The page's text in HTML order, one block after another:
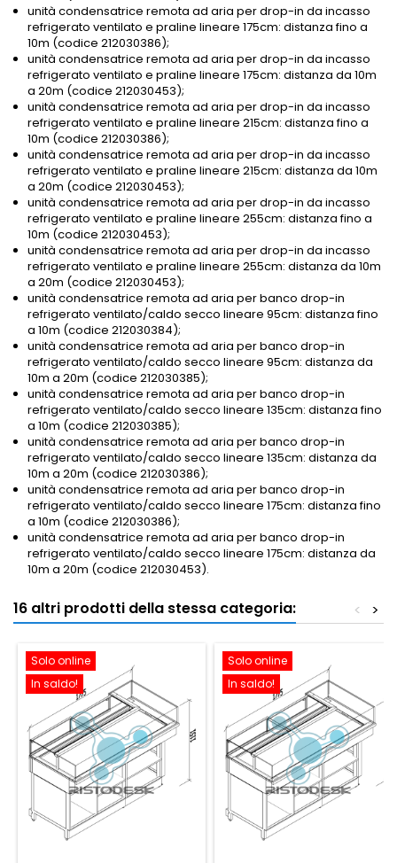
unità condensatrice remota ad aria per drop-in da incasso
refrigerato ventilato e praline lineare 175cm: distanza fino a
10m (codice 212030386);
unità condensatrice remota ad aria per drop-in da incasso
refrigerato ventilato e praline lineare 175cm: distanza da 10m
a 20m (codice 212030453);
unità condensatrice remota ad aria per drop-in da incasso
refrigerato ventilato e praline lineare 215cm: distanza fino a
10m (codice 212030386);
unità condensatrice remota ad aria per drop-in da incasso
refrigerato ventilato e praline lineare 215cm: distanza da 10m
a 20m (codice 212030453);
unità condensatrice remota ad aria per drop-in da incasso
refrigerato ventilato e praline lineare 255cm: distanza fino a
10m (codice 212030453);
unità condensatrice remota ad aria per drop-in da incasso
refrigerato ventilato e praline lineare 255cm: distanza da 10m
a 20m (codice 212030453);
unità condensatrice remota ad aria per banco drop-in
refrigerato ventilato/caldo secco lineare 95cm: distanza fino
a 10m (codice 212030384);
unità condensatrice remota ad aria per banco drop-in
refrigerato ventilato/caldo secco lineare 95cm: distanza da
10m a 20m (codice 212030385);
unità condensatrice remota ad aria per banco drop-in
refrigerato ventilato/caldo secco lineare 135cm: distanza fino
a 10m (codice 212030385);
unità condensatrice remota ad aria per banco drop-in
refrigerato ventilato/caldo secco lineare 135cm: distanza da
10m a 20m (codice 212030386);
unità condensatrice remota ad aria per banco drop-in
refrigerato ventilato/caldo secco lineare 175cm: distanza fino
a 10m (codice 212030386);
unità condensatrice remota ad aria per banco drop-in
refrigerato ventilato/caldo secco lineare 175cm: distanza da
10m a 20m (codice 212030453).
16 altri prodotti della stessa categoria: >
<
Solo online
In saldo!
Solo online
In saldo!